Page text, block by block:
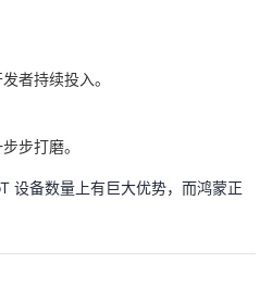
者持续投入。
步打磨。
设备数量上有巨大优势，而鸿蒙正